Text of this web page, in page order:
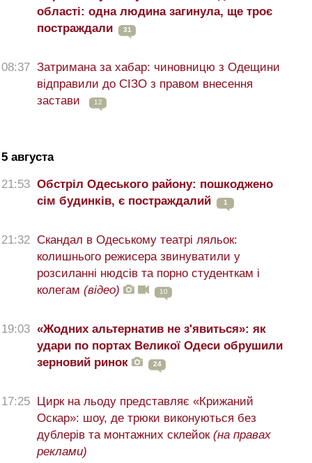
області: одна людина загинула, ще троє
постраждали
31
08:37 Затримана за хабар: чиновницю з Одещини
відправили до СІЗО з правом внесення
застави
12
5 августа
21:53 Обстріл Одеського району: пошкоджено
сім будинків, є постраждалий
1
21:32 Скандал в Одеському театрі ляльок:
колишнього режисера звинуватили у
розсиланні нюдсів та порно студенткам і
колегам (відео) 10
19:03 «Жодних альтернатив не з'явиться»: як
удари по портах Великої Одеси обрушили
зерновий ринок
24
17:25 Цирк на льоду представляє «Крижаний
Оскар»: шоу, де трюки виконуються без
дублерів та монтажних склейок (на правах
реклами)